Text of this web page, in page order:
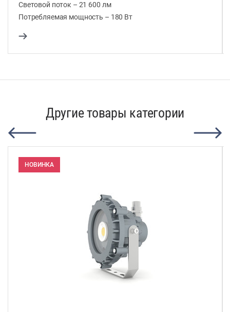
Световой поток – 21 600 лм
Потребляемая мощность – 180 Вт
Другие товары категории
НОВИНКА